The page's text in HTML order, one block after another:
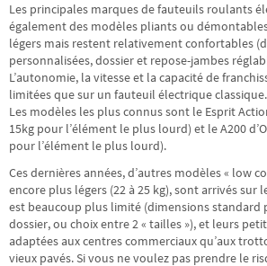
Les principales marques de fauteuils roulants
également des modèles pliants ou
légers mais restent relativement confortables
personnalisées, dossier et repose-jambes
L’autonomie, la vitesse et la capacité de
limitées que sur un fauteuil électrique classique.
Les modèles les plus connus sont le Esprit
15kg pour l’élément le plus lourd) et le A200
pour l’élément le plus lourd).
Ces dernières années, d’autres modèles « low
encore plus légers (22 à 25 kg), sont arrivés sur
est beaucoup plus limité (dimensions standard
dossier, ou choix entre 2 « tailles »), et leurs
adaptées aux centres commerciaux qu’aux
vieux pavés. Si vous ne voulez pas prendre le